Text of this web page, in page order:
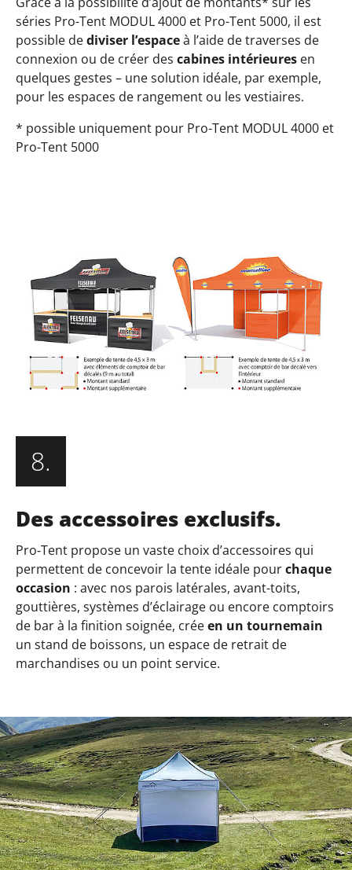
séries Pro-Tent MODUL 4000 et Pro-Tent 5000, il est
possible dediviser l’espaceà l’aide de traverses de
connexion ou de créer des cabines intérieures en
quelques gestes – une solution idéale, par exemple,
pour les espaces de rangement ou les vestiaires.
* possible uniquement pour Pro-Tent MODUL 4000 et
Pro-Tent 5000
8.
Des accessoires exclusifs.
Pro‑Tent propose un vaste choix d’accessoires qui
permettent de concevoir la tente idéale pourchaque
occasion : avec nos parois latérales, avant-toits,
gouttières, systèmes d’éclairage ou encore comptoirs
de bar à la finition soignée, créeen un tournemain
un stand de boissons, un espace de retrait de
marchandises ou un point service.